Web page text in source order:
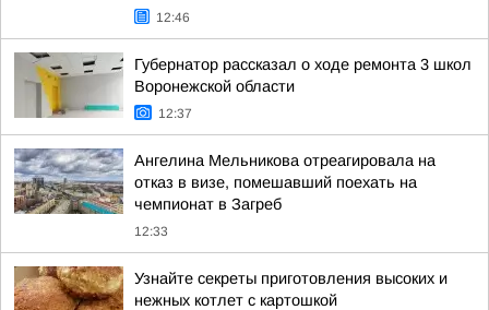
12:46
Губернатор рассказал о ходе ремонта 3 школ
Воронежской области
12:37
Ангелина Мельникова отреагировала на
отказ в визе, помешавший поехать на
чемпионат в Загреб
12:33
Узнайте секреты приготовления высоких и
нежных котлет с картошкой